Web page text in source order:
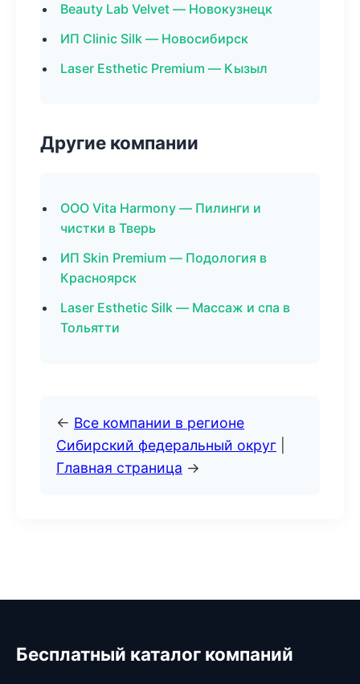
Beauty Lab Velvet — Новокузнецк
ИП Clinic Silk — Новосибирск
Laser Esthetic Premium — Кызыл
Другие компании
ООО Vita Harmony — Пилинги и
чистки в Тверь
ИП Skin Premium — Подология в
Красноярск
Laser Esthetic Silk — Массаж и спа в
Тольятти
← Все компании в регионе
Сибирский федеральный округ
Главная страница →
Бесплатный каталог компаний